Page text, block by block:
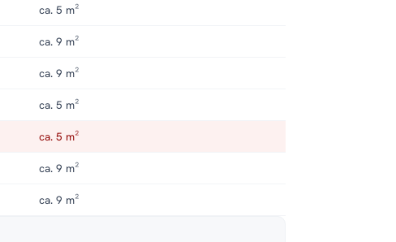
ca. 5 m²
ca. 9 m²
ca. 9 m²
ca. 5 m²
ca. 5 m²
ca. 9 m²
ca. 9 m²